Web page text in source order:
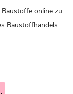
online zu
Baustoffhandels